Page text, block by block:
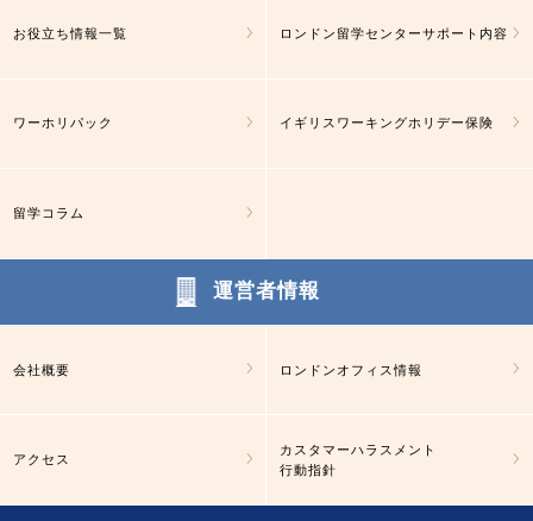
お役立ち情報一覧 ロンドン留学センターサポート内容
ワーホリパック イギリスワーキングホリデー保険
留学コラム
運営者情報
会社概要 ロンドンオフィス情報
アクセス
カスタマーハラスメント
行動指針